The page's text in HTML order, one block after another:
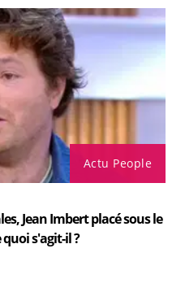
Actu People
Jean Imbert placé sous le
s'agit-il ?